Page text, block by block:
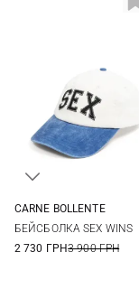
CARNE BOLLENTE
БЕЙСБОЛКА SEX WINS
2 730 ГРН3 900 ГРН